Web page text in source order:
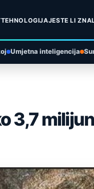
TEHNOLOGIJAJESTE LI
Umjetna inteligencija
3,7